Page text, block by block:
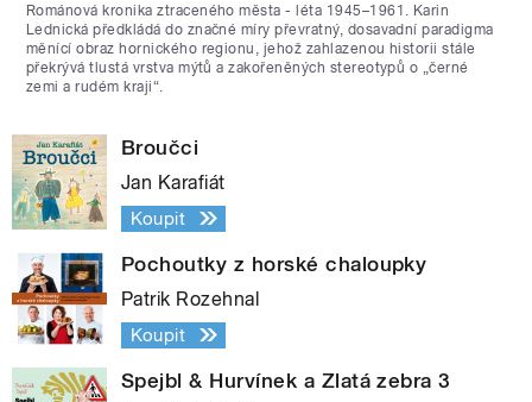
Románová kronika ztraceného města - léta 1945–1961. Karin
Lednická předkládá do značné míry převratný, dosavadní paradigma
měnící obraz hornického regionu, jehož zahlazenou historii stále
překrývá tlustá vrstva mýtů a zakořeněných stereotypů o „černé
zemi a rudém kraji“.
Broučci
Jan Karafiát
Koupit
Pochoutky z horské chaloupky
Patrik Rozehnal
Koupit
Spejbl & Hurvínek a Zlatá zebra 3